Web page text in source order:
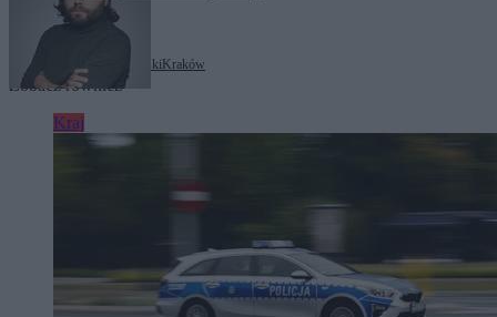
Tagi: Aleksander MiszalskiKraków
Zobacz również
Kraj